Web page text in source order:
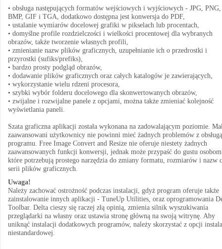
• obsługa następujących formatów wejściowych i wyjściowych - JPG, PNG,
BMP, GIF i TGA, dodatkowo dostępna jest konwersja do PDF,
• ustalanie wymiarów docelowej grafiki w pikselach lub procentach,
• domyślne profile rozdzielczości i wielkości procentowej dla wybranych
obrazów, także tworzenie własnych profili,
• zmienianie nazw plików graficznych, uzupełnianie ich o przedrostki i
przyrostki (sufiks/prefiks),
• bardzo prosty podgląd obrazów,
• dodawanie plików graficznych oraz całych katalogów je zawierających,
• wykorzystanie wielu rdzeni procesora,
• szybki wybór folderu docelowego dla skonwertowanych obrazów,
• zwijalne i rozwijalne panele z opcjami, można także zmieniać kolejność
wyświetlania paneli.
Szata graficzna aplikacji została wykonana na zadowalającym poziomie.
zaawansowani użytkownicy nie powinni mieć żadnych problemów z obsługą
programu. Free Image Convert and Resize nie oferuje niestety żadnych
zaawansowanych funkcji konwersji, jednak może przypaść do gustu
które potrzebują prostego narzędzia do zmiany formatu, rozmiarów i nazw
serii plików graficznych.
Uwaga!
Należy zachować ostrożność podczas instalacji, gdyż program oferuje także
zainstalowanie innych aplikacji - TuneUp Utilities, oraz oprogramowania
Toolbar. Delta cieszy się raczej złą opinią, zmienia silnik wyszukiwania
przeglądarki na własny oraz ustawia stronę główną na swoją witrynę. Aby
uniknąć instalacji dodatkowych programów, należy skorzystać z opcji
niestandardowej.